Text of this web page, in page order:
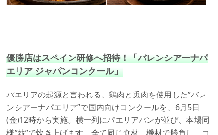
優勝店はスペイン研修へ招待！「バレンシアーナパ
エリア ジャパンコンクール」
パエリアの起源と言われる、鶏肉と兎肉を使用した”バレ
ンシアーナパエリア”で国内向けコンクールを、6月5日
(金)12時から実施。横一列にパエリアパンが並び、本場同
様”薪”で炊き上げます。全て同じ食材、機材で勝負し、コ